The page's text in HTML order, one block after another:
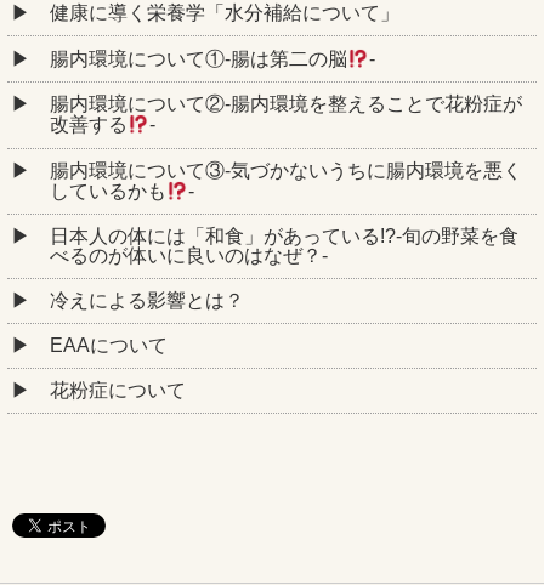
健康に導く栄養学「水分補給について」
腸内環境について①‐腸は第二の脳 ‐
腸内環境について②‐腸内環境を整えることで花粉症が
改善する
‐
腸内環境について③‐気づかないうちに腸内環境を悪く
しているかも
‐
日本人の体には「和食」があっている!?-旬の野菜を食
べるのが体いに良いのはなぜ？-
冷えによる影響とは？
EAAについて
花粉症について